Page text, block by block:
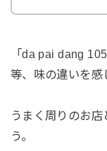
「da pai dang
等、味の違いを感
うまく周りのお
う。